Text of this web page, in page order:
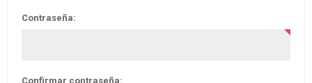
Contraseña:
Confirmar contraseña: